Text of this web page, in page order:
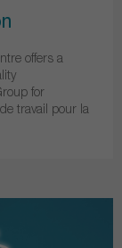
offers a
for
travail pour la